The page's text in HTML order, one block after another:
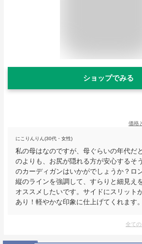
ショップでみる
価格
にこりんりん(30代・女性)
私の母はなのですが、母ぐらいの年代だ
のよりも、お尻が隠れる方が安心するそ
のカーディガンはいかがでしょうか？ロ
縦のラインを強調して、すらりと細見え
オススメしたいです。サイドにスリット
あり！軽やかな印象に仕上げてくれます。
全て